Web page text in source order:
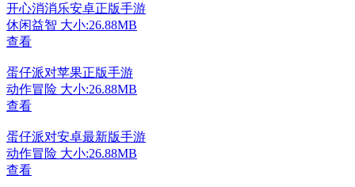
开心消消乐安卓正版手游
休闲益智 大小:26.88MB
查看
蛋仔派对苹果正版手游
动作冒险 大小:26.88MB
查看
蛋仔派对安卓最新版手游
动作冒险 大小:26.88MB
查看